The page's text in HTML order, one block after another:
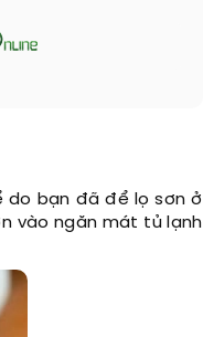
do bạn đã để lọ sơn ở
vào ngăn mát tủ lạnh